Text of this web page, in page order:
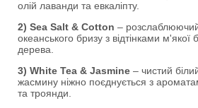
олій лаванди та евкаліпту.
2) Sea Salt & Cotton –
океанського бризу з відтінками м'якої
дерева.
3) White Tea & Jasmine – чистий
жасмину ніжно поєднується з
та троянди.